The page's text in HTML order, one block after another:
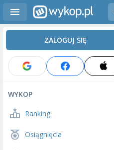
ZALOGUJ SIĘ
WYKOP
Ranking
Osiągnięcia